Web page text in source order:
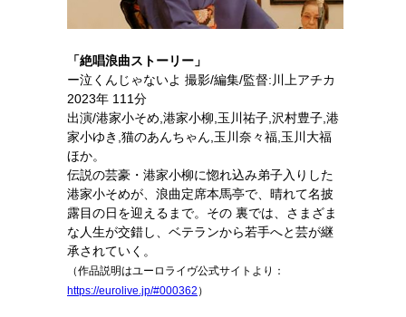
「絶唱浪曲ストーリー」
ー泣くんじゃないよ 撮影/編集/監督:川上アチカ
2023年 111分
出演/港家小そめ,港家小柳,玉川祐子,沢村豊子,港
家小ゆき,猫のあんちゃん,玉川奈々福,玉川大福
ほか。
伝説の芸豪・港家小柳に惚れ込み弟子入りした
港家小そめが、浪曲定席本馬亭で、晴れて名披
露目の日を迎えるまで。その 裏では、さまざま
な人生が交錯し、ベテランから若手へと芸が継
承されていく。
（作品説明はユーロライヴ公式サイトより：
https://eurolive.jp/#000362 ）